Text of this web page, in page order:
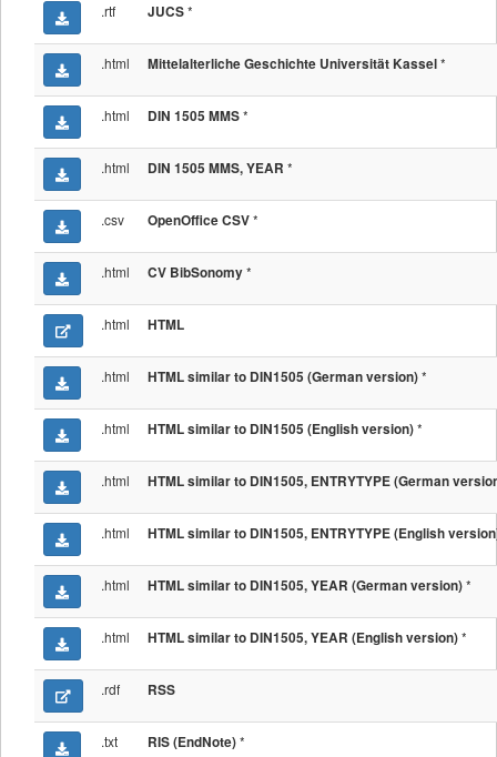
.rtf JUCS*
.html Mittelalterliche Geschichte Universität Kassel*
.html DIN 1505 MMS*
.html DIN 1505 MMS, YEAR *
.csv OpenOffice CSV*
.html CV BibSonomy*
.html HTML
.html HTML similar to DIN1505 (German version)*
.html HTML similar to DIN1505 (English version)*
.html HTML similar to DIN1505, ENTRYTYPE (German
.html HTML similar to DIN1505, ENTRYTYPE (English
.html HTML similar to DIN1505, YEAR (German version)*
.html HTML similar to DIN1505, YEAR (English version)*
.rdf RSS
.txt RIS (EndNote)*